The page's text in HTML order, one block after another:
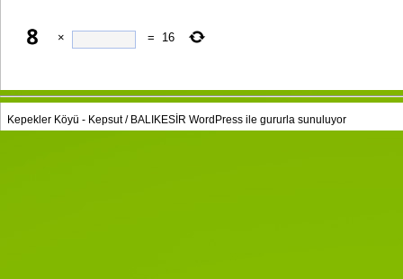
× = 16
Kepekler Köyü - Kepsut / BALIKESİR WordPress ile gururla sunuluyor